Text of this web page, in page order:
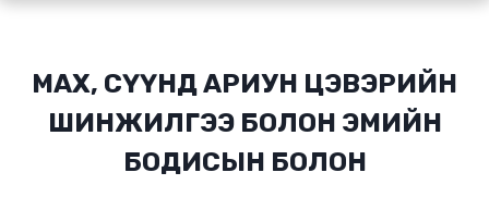
МАХ, СҮҮНД АРИУН ЦЭВЭРИЙН
ШИНЖИЛГЭЭ БОЛОН ЭМИЙН
БОДИСЫН БОЛОН